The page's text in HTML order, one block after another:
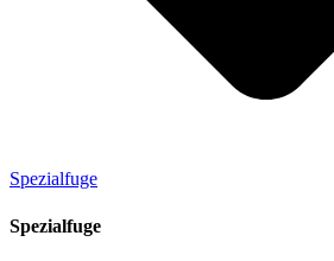
Spezialfuge
Spezialfuge